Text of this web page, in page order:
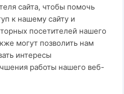
сайта, чтобы помочь
к нашему сайту и
посетителей нашего
могут позволить нам
интересы
работы нашего веб-